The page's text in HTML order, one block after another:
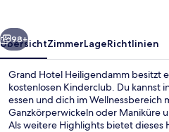
Weiter
98+
ÜbersichtZimmerLageRichtlinien
Grand Hotel Heiligendamm besitzt
kostenlosen Kinderclub. Du kannst
essen und dich im Wellnessbereich
Ganzkörperwickeln oder Maniküre
Als weitere Highlights bietet dieses